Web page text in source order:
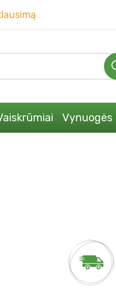
Vynuogės